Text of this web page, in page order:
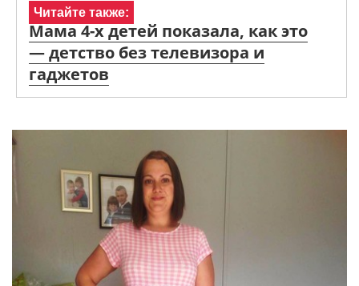
Читайте также:
Мама 4-х детей показала, как это
— детство без телевизора и
гаджетов